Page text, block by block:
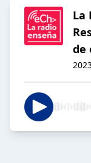
La
de